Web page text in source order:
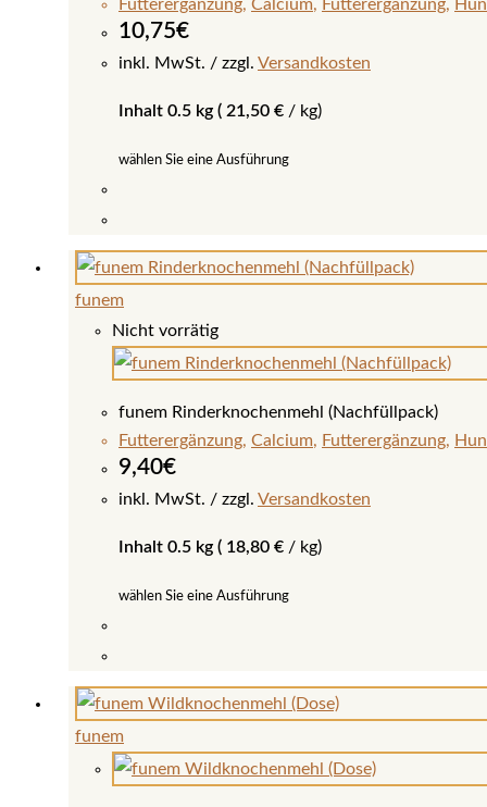
können
auf
Produktseite
Futterergänzung, Calcium, Futterergänzung,
10,75€
inkl. MwSt. zzgl. Versandkosten
Inhalt 0.5 kg ( 21,50 € / kg)
wählen Sie eine Ausführung
Produkt
weist
mehrere
Varianten
auf.
Optionen
können
auf
Produktseite
funem
Nicht vorrätig
funem Rinderknochenmehl (Nachfüllpack)
Futterergänzung, Calcium, Futterergänzung,
9,40€
inkl. MwSt. zzgl. Versandkosten
Inhalt 0.5 kg ( 18,80 € / kg)
wählen Sie eine Ausführung
Produkt
weist
mehrere
Varianten
funem